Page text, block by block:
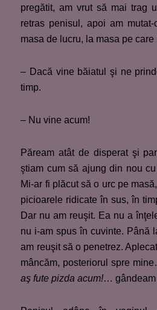
pregătit, am vrut să mai trag
retras penisul, apoi am
masa de lucru, la masa pe care
– Dacă vine băiatul şi ne
timp.
– Nu vine acum!
Păream atât de disperat şi
ştiam cum să ajung din nou
Mi-ar fi plăcut să o urc pe
picioarele ridicate în sus, în
Dar nu am reuşit. Ea nu a
nu i-am spus în cuvinte. Până
am reuşit să o penetrez.
mâncăm, posteriorul spre
aş fute pizda acum!… gândeam